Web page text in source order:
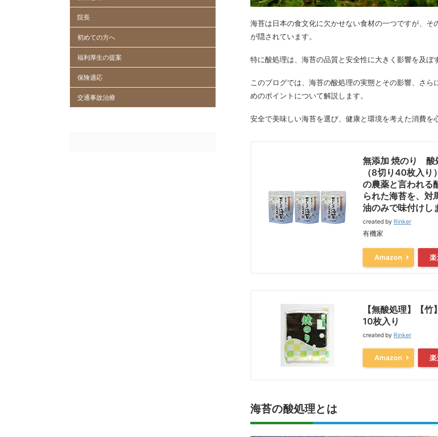
海苔は日本の食文化に欠かせない食材の一つですが、
が隠されています。
特に酸処理は、海苔の品質と安全性に大きく影響を及ぼ
このブログでは、海苔の酸処理の実態とその影響、さ
めのポイントについて解説します。
安全で美味しい海苔を選び、健康と環境を考えた消費
無添加 焼のり 酸
（8切り40枚入
の農薬と言われる
られた海苔を、対
油のみで味付けし
created by Rinker
有機家
Amazon 楽
【無酸処理】【
10枚入り
created by Rinker
Amazon 楽
海苔の酸処理とは
院長
初めての方へ
福利厚生の提案
保険適応
交通事故治療